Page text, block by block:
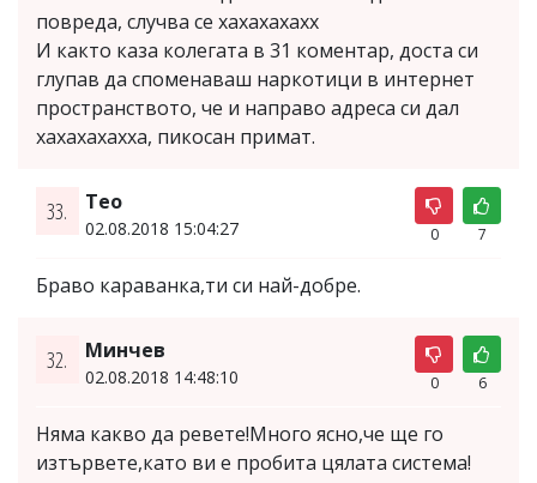
повреда, случва се хахахахахх
И както каза колегата в 31 коментар, доста си
глупав да споменаваш наркотици в интернет
пространството, че и направо адреса си дал
хахахахахха, пикосан примат.
33. Teo
02.08.2018 15:04:27 0 7
Браво караванка,ти си най-добре.
32. Минчев
02.08.2018 14:48:10 0 6
Няма какво да ревете!Много ясно,че ще го
изтървете,като ви е пробита цялата система!